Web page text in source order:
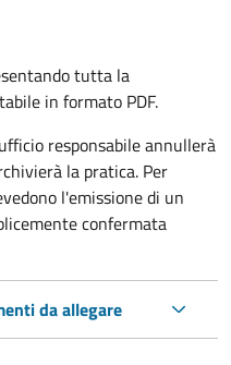
tutta la
in formato PDF.
responsabile annullerà
la pratica. Per
l'emissione di un
confermata
da allegare